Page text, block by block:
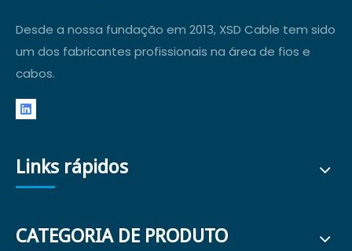
Desde a nossa fundação em 2013, XSD Cable tem sido
um dos fabricantes profissionais na área de fios e
cabos.
Links rápidos
CATEGORIA DE PRODUTO